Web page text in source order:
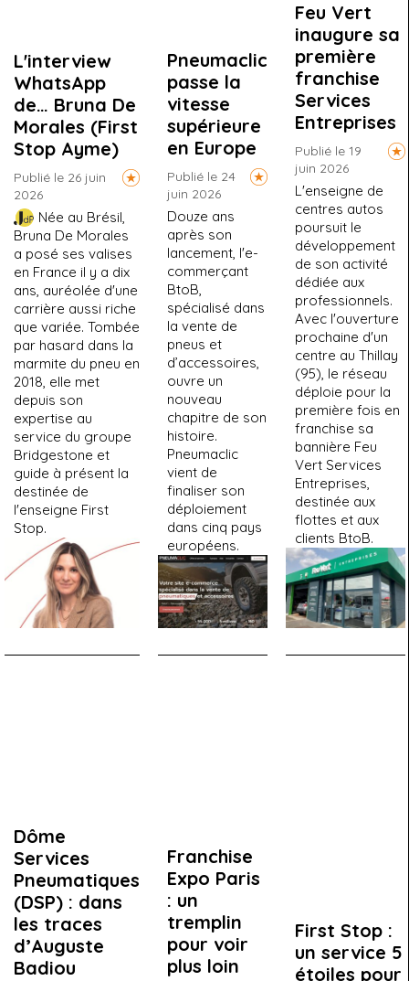
L'interview
WhatsApp
de… Bruna De
Morales (First
Stop Ayme)
Publié le 26 juin
2026
Née au Brésil,
Bruna De Morales
a posé ses valises
en France il y a dix
ans, auréolée d'une
carrière aussi riche
que variée. Tombée
par hasard dans la
marmite du pneu en
2018, elle met
depuis son
expertise au
service du groupe
Bridgestone et
guide à présent la
destinée de
l'enseigne First
Stop.
Pneumaclic
passe la
vitesse
supérieure
en Europe
Publié le 24
juin 2026
Douze ans
après son
lancement, l'e-
commerçant
BtoB,
spécialisé dans
la vente de
pneus et
d’accessoires,
ouvre un
nouveau
chapitre de son
histoire.
Pneumaclic
vient de
finaliser son
déploiement
dans cinq pays
européens.
Feu Vert
inaugure sa
première
franchise
Services
Entreprises
Publié le 19
juin 2026
L'enseigne de
centres autos
poursuit le
développement
de son activité
dédiée aux
professionnels.
Avec l'ouverture
prochaine d'un
centre au Thillay
(95), le réseau
déploie pour la
première fois en
franchise sa
bannière Feu
Vert Services
Entreprises,
destinée aux
flottes et aux
clients BtoB.
Dôme
Services
Pneumatiques
(DSP) : dans
les traces
d’Auguste
Badiou
Franchise
Expo Paris
: un
tremplin
pour voir
plus loin
First Stop :
un service 5
étoiles pour